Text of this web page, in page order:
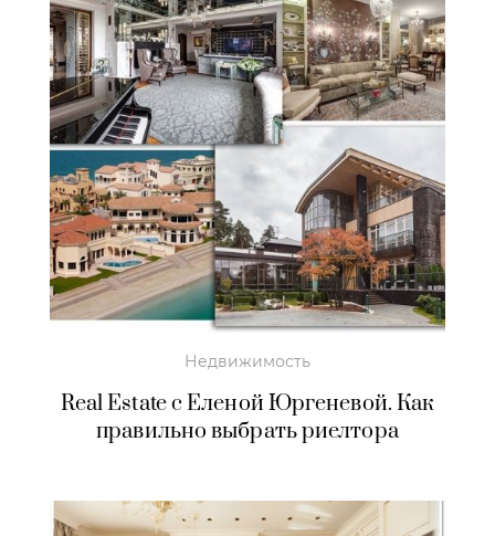
Недвижимость
Real Estate с Еленой Юргеневой. Как
правильно выбрать риелтора